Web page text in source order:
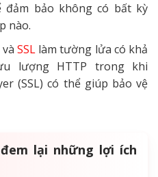
đảm bảo không có bất kỳ
nào.
SSLlàm tường lửa có khả
lượng HTTP trong khi
(SSL) có thể giúp bảo vệ
lại những lợi ích